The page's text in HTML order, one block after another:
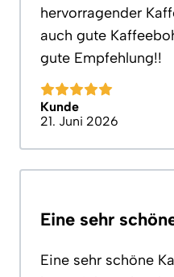
hervorragender
auch gute
gute Empfehlung!!
Kunde
21. Juni 2026
Eine sehr
Eine sehr schöne